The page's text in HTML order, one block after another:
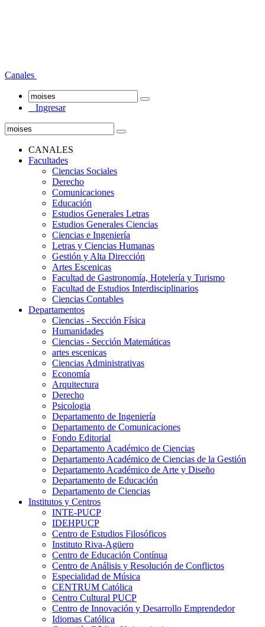
Canales
Ingresar
CANALES
Facultades
Ciencias Sociales
Derecho
Comunicaciones
Educación
Estudios Generales Letras
Estudios Generales Ciencias
Ciencias e Ingeniería
Letras y Ciencias Humanas
Gestión y Alta Dirección
Artes Escenicas
Facultad de Gastronomía, Hotelería y Turismo
Facultad de Estudios Interdisciplinarios
Ciencias Contables
Departamentos
Ciencias - Sección Física
Humanidades
Ciencias - Sección Matemáticas
artes escenicas
Ciencias Administrativas
Economía
Arquitectura
Derecho
Psicologia
Departamento de Ingeniería
Departamento de Comunicaciones
Fondo Editorial
Departamento Académico de Ciencias
Departamento Académico de Ciencias de la Gestión
Departamento Académico de Arte y Diseño
Departamento de Educación
Departamento de Ciencias
Institutos y Centros
INTE-PUCP
IDEHPUCP
Centro de Estudios Filosóficos
Instituto Riva-Agüero
Centro de Educación Contínua
Centro de Análisis y Resolución de Conflictos
Especialidad de Música
CENTRUM Católica
Centro Cultural PUCP
Centro de Innovación y Desarrollo Emprendedor
Idiomas Católica